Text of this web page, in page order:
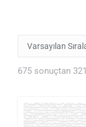
675 sonuçtan